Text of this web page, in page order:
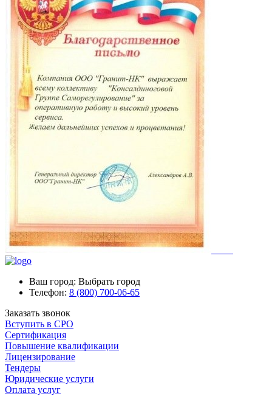
Ваш город: Выбрать город
Телефон: 8 (800) 700-06-65
Заказать звонок
Вступить в СРО
Сертификация
Повышение квалификации
Лицензирование
Тендеры
Юридические услуги
Оплата услуг